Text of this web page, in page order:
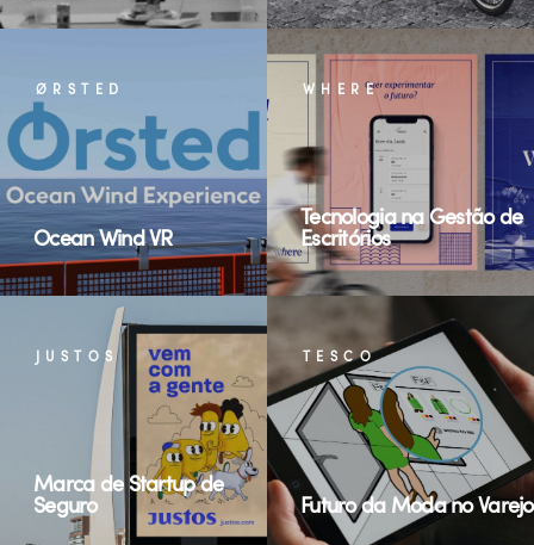
ØRSTED
Ocean Wind VR
WHERE
Tecnologia na Gestão de
Escritórios
JUSTOS
Marca de Startup de
Seguro
TESCO
Futuro da Moda no Varejo